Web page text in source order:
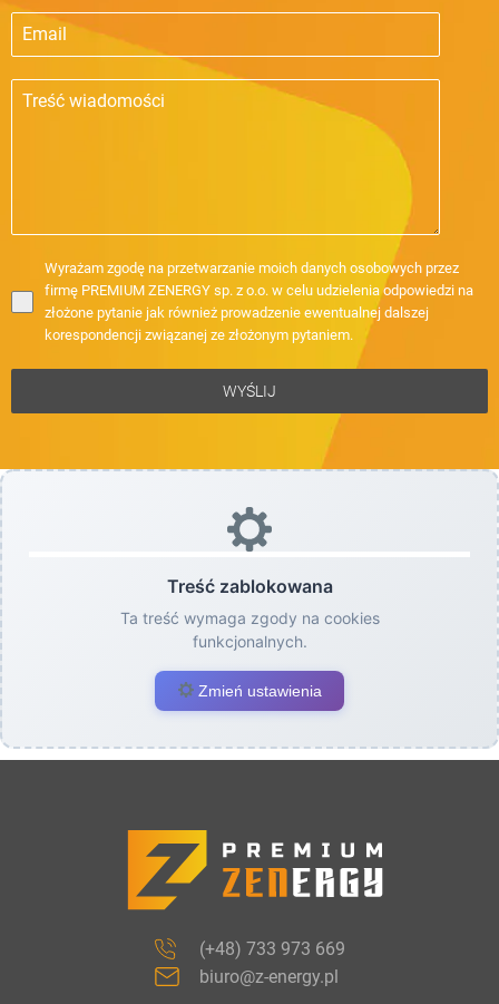
Wyrażam zgodę na przetwarzanie moich danych osobowych przez
firmę PREMIUM ZENERGY sp. z o.o. w celu udzielenia odpowiedzi na
złożone pytanie jak również prowadzenie ewentualnej dalszej
korespondencji związanej ze złożonym pytaniem.
WYŚLIJ
Treść zablokowana
Ta treść wymaga zgody na cookies
funkcjonalnych.
Zmień ustawienia
(+48) 733 973 669
biuro@z-energy.pl